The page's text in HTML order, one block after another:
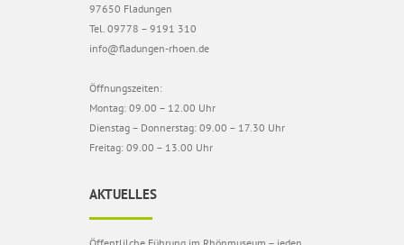
97650 Fladungen
Tel. 09778 – 9191 310
info@fladungen-rhoen.de
Öffnungszeiten:
Montag: 09.00 – 12.00 Uhr
Dienstag – Donnerstag: 09.00 – 17.30 Uhr
Freitag: 09.00 – 13.00 Uhr
AKTUELLES